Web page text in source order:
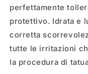
perfettamente
protettivo. Idrata e
corretta
tutte le irritazioni
la procedura di